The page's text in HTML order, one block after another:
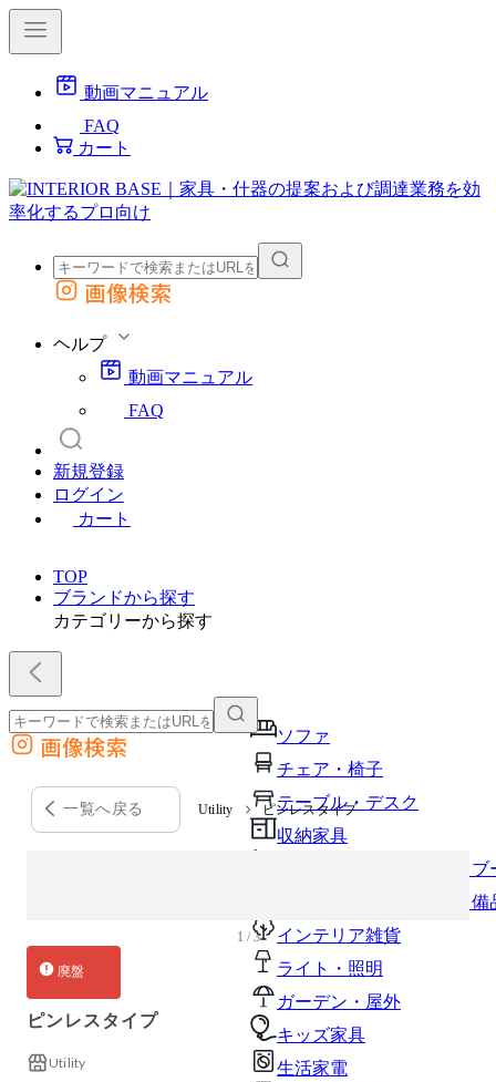
動画マニュアル
FAQ
カート
外部サイトの商品をカートに追加
画像検索
ヘルプ
動画マニュアル
FAQ
新規登録
ログイン
カート
TOP
ブランドから探す
カテゴリーから探す
ソファ
チェア・椅子
テーブル・デスク
収納家具
パーソナルブース・集中ブ
オフィスアクセサリー・備
インテリア雑貨
ライト・照明
ガーデン・屋外
キッズ家具
生活家電
外部サイトの商品をカートに追加
他のサイトで見つけた商品ページのURLを貼り付けて、カートに追加できます
画像検索
一覧へ戻る Utility ピンレスタイプ
1 / 3
廃盤
ピンレスタイプ
Utility